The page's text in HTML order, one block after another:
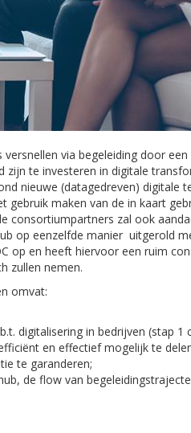
via begeleiding door
zijn te investeren in digitale
nieuwe (datagedreven) digitale
maken van de in kaart
consortiumpartners zal ook
op eenzelfde manier uitgerold
op en heeft hiervoor een ruim
zullen nemen.
omvat:
digitalisering in bedrijven (stap 1
en effectief mogelijk te
te garanderen;
de flow van